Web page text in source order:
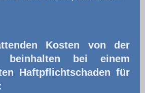
Kosten von der
beinhalten bei einem
Haftpflichtschaden für